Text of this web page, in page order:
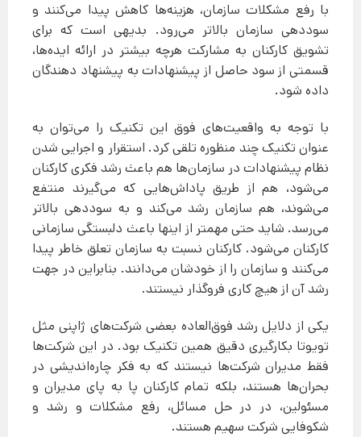
با رفع مشکلات سازمان، هزینه‌ها کاهش پیدا می‌کنند و
سوددهی سازمان بالاتر می‌رود. بدیهی است که برای
تشویق کارکنان به مشارکت هرچه بیشتر در ارائه ایده‌ها،
قسمتی از سود حاصل از پیشنهادات به پیشنهاد دهندگان
داده شود.
با توجه به واقعیت‌های فوق این تکنیک را می‌توان به
عنوان تکنیک چند منظوره تلقی کرد. استقرار و اجرایی شدن
نظام پیشنهادات در سازمان‌ها هم باعث رشد فکری کارکنان
می‌شود، هم از طریق پاداش‌هایی که می‌گیرند منتفع
می‌شوند، هم سازمان رشد می‌کند و به سوددهی بالاتر
می‌رسد. شاید حتی مهمتر از اینها باعث دلبستگی سازمانی
کارکنان می‌شود. کارکنان نسبت به سازمان تعلق خاطر پیدا
می‌کنند و سازمان را از خودشان می‌دانند. بنابراین در جهت
رشد آن از هیچ کاری فروگذار نیستند.
یکی از دلایل رشد فوق‌العاده بعضی شرکت‌های ژاپنی مثل
تویوتا بکارگیری دقیق همین تکنیک بود. در این شرکت‌ها
فقط مدیران شرکت‌ها نیستند که به فکر چاره‌اندیشی در
بحران‌ها هستند، بلکه تمام کارکنان پا به پای مدیران و
مسئولین، در در حل مسائل، رفع مشکلات و رشد و
شکوفایی شرکت سهیم هستند.